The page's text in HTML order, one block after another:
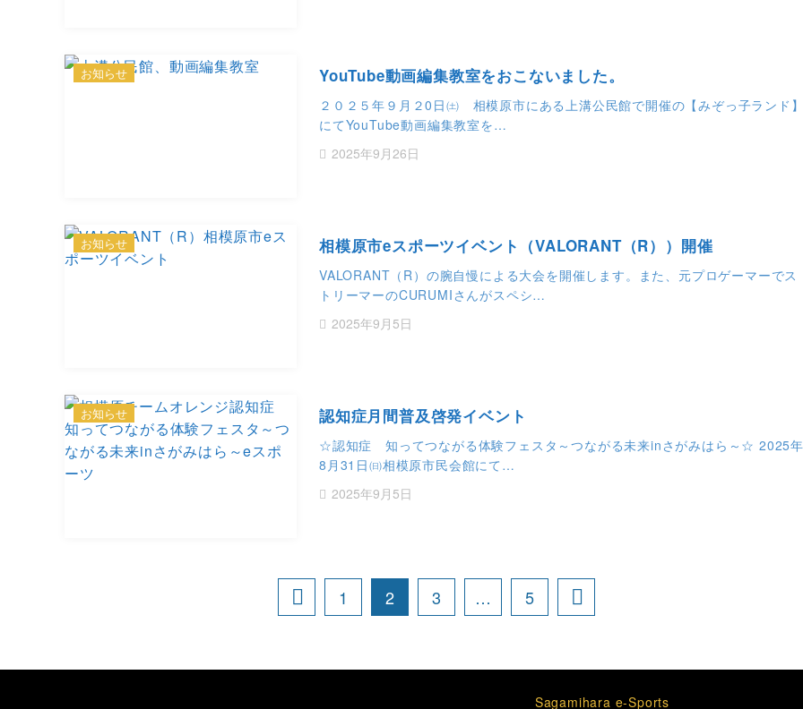
YouTube動画編集教室をおこないました。
２０２５年９月２0日㈯ 相模原市にある上溝公民館で開催の【みぞっ子ランド
にてYouTube動画編集教室を…
2025年9月26日
お知らせ
相模原市eスポーツイベント（VALORANT（R））開催
VALORANT（R）の腕自慢による大会を開催します。また、元プロゲーマーでス
トリーマーのCURUMIさんがスペシ…
2025年9月5日
お知らせ
認知症月間普及啓発イベント
☆認知症 知ってつながる体験フェスタ～つながる未来inさがみはら～☆ 2025年
8月31日㈰相模原市民会館にて…
2025年9月5日
お知らせ
1 2 3 … 5
Sagamihara e-Sports